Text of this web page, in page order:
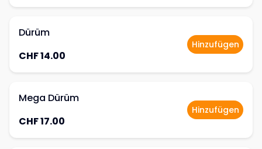
Dürüm
CHF 14.00
Hinzufügen
Mega Dürüm
CHF 17.00
Hinzufügen